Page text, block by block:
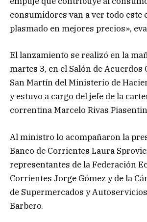
consumidores van a ver todo este
plasmado en mejores precios»,
El lanzamiento se realizó en la
martes 3, en el Salón de Acuerdos
San Martín del Ministerio de
y estuvo a cargo del jefe de la
correntina Marcelo Rivas
Al ministro lo acompañaron la
Banco de Corrientes Laura
representantes de la Federación
Corrientes Jorge Gómez y de la
de Supermercados y
Barbero.